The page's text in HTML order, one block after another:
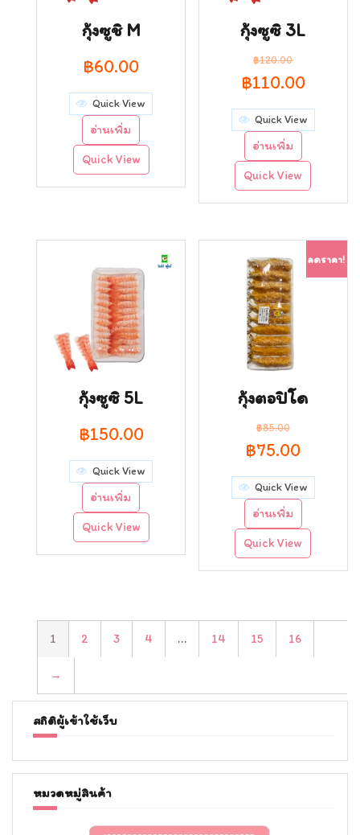
กุ้งซูชิ M
฿60.00
Quick View
อ่านเพิ่ม
Quick View
กุ้งซูซิ 3L
฿120.00
Original
price
was:
฿120.00.
฿110.00
price
is:
฿
Quick View
อ่านเพิ่ม
Quick View
กุ้งซูซิ 5L
฿150.00
Quick View
อ่านเพิ่ม
Quick View
ลดราคา!
กุ้งตอปิโด
฿85.00
Original
price
was:
฿85.00.
฿75.00
price
is:
฿75.00.
Quick View
อ่านเพิ่ม
Quick View
1 2 3 4 … 14 15 16
→
สถิติผู้เข้าใช้เว็บ
หมวดหมู่สินค้า